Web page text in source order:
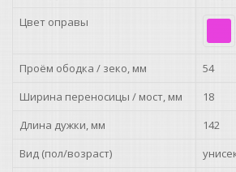
Цвет оправы
Проём ободка / зеко, мм
54
Ширина переносицы / мост, мм
18
Длина дужки, мм
142
Вид (пол/возраст)